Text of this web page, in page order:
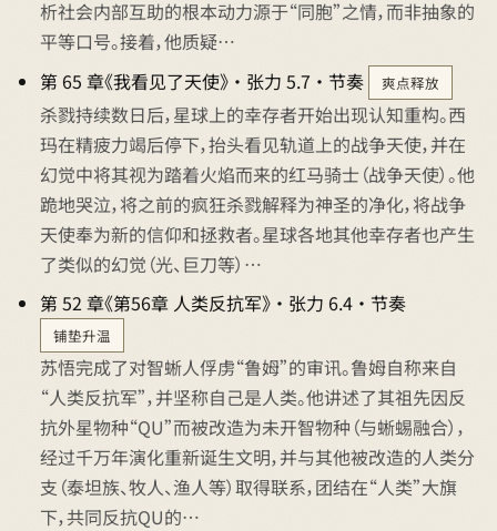
析社会内部互助的根本动力源于“同胞”之情，而非抽象的
平等口号。接着，他质疑…
第 65 章《我看见了天使》 · 张力 5.7 · 节奏
爽点释放
杀戮持续数日后，星球上的幸存者开始出现认知重构。西
玛在精疲力竭后停下，抬头看见轨道上的战争天使，并在
幻觉中将其视为踏着火焰而来的红马骑士（战争天使）。他
跪地哭泣，将之前的疯狂杀戮解释为神圣的净化，将战争
天使奉为新的信仰和拯救者。星球各地其他幸存者也产生
了类似的幻觉（光、巨刀等）…
第 52 章《第56章 人类反抗军》 · 张力 6.4 · 节奏
铺垫升温
苏悟完成了对智蜥人俘虏“鲁姆”的审讯。鲁姆自称来自
“人类反抗军”，并坚称自己是人类。他讲述了其祖先因反
抗外星物种“QU”而被改造为未开智物种（与蜥蜴融合），
经过千万年演化重新诞生文明，并与其他被改造的人类分
支（泰坦族、牧人、渔人等）取得联系，团结在“人类”大旗
下，共同反抗QU的…